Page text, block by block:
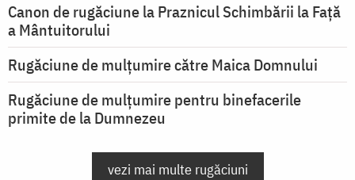
Canon de rugăciune la Praznicul Schimbării la Față
a Mântuitorului
Rugăciune de mulţumire către Maica Domnului
Rugăciune de mulțumire pentru binefacerile
primite de la Dumnezeu
vezi mai multe rugăciuni